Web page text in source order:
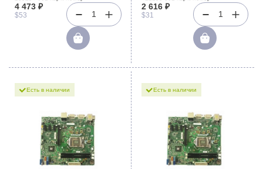
N800v N800w N1020v Presario
2800 2801 2802 2804 2805
2806 2807 2808 2809 2810
2811 2812 2813 2814 2815
2816 2817 2818 2820 2821
4 473 ₽
$53 1
1333Mhz For DL360G5
2 616 ₽
$31 1
Есть в наличии Есть в наличии